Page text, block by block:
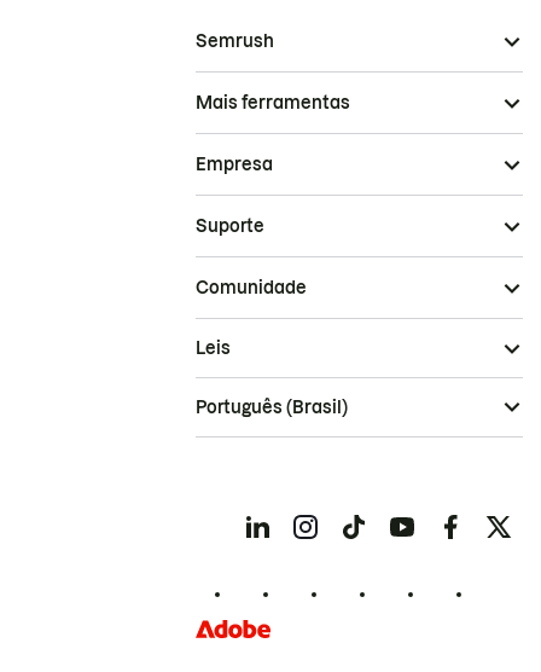
Semrush
Mais ferramentas
Empresa
Suporte
Comunidade
Leis
Português (Brasil)